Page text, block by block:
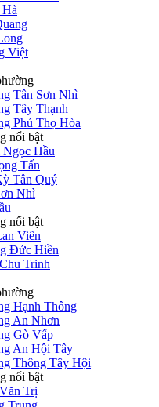
Việt
Tân Sơn Nhì
Tây Thạnh
Phú Thọ Hòa
nổi bật
Ngọc Hầu
Tấn
Tân Quý
Nhì
nổi bật
Viên
Đức Hiền
Trinh
Hạnh Thông
An Nhơn
Gò Vấp
An Hội Tây
Thông Tây Hội
nổi bật
Trị